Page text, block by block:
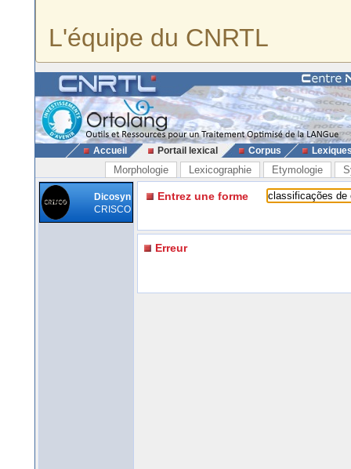
L'équipe du CNRTL
Accueil Portail lexical Corpus
Morphologie Lexicographie Etymologie
Dicosyn
CRISCO
Entrez une forme
Erreur